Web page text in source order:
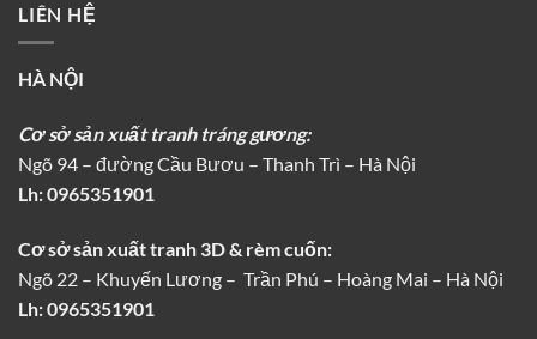
LIÊN HỆ
HÀ NỘI
Cơ sở sản xuất tranh tráng gương:
Ngõ 94 – đường Cầu Bươu – Thanh Trì – Hà Nội
Lh:0965351901
Cơ sở sản xuất tranh 3D & rèm cuốn:
Ngõ 22 – Khuyến Lương – Trần Phú – Hoàng Mai – Hà Nội
Lh: 0965351901